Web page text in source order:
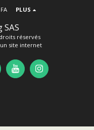
SAS
réservés
site internet
PLUS